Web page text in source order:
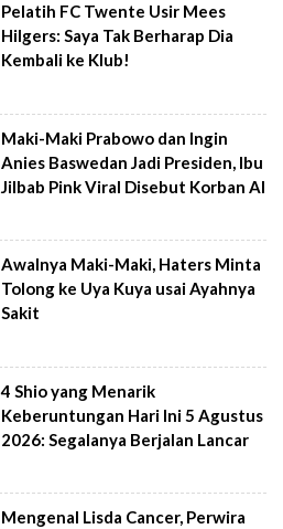
Pelatih FC Twente Usir Mees
Hilgers: Saya Tak Berharap Dia
Kembali ke Klub!
Maki-Maki Prabowo dan Ingin
Anies Baswedan Jadi Presiden, Ibu
Jilbab Pink Viral Disebut Korban AI
Awalnya Maki-Maki, Haters Minta
Tolong ke Uya Kuya usai Ayahnya
Sakit
4 Shio yang Menarik
Keberuntungan Hari Ini 5 Agustus
2026: Segalanya Berjalan Lancar
Mengenal Lisda Cancer, Perwira